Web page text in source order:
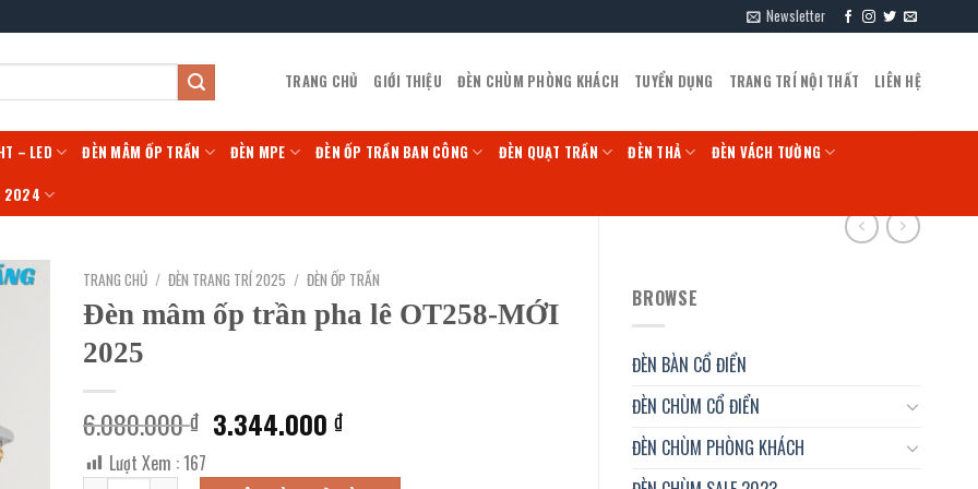
Newsletter
TRANG CHỦ GIỚI THIỆU ĐÈN CHÙM PHÒNG KHÁCH TUYỂN DỤNG TRANG TRÍ NỘI THẤT LIÊN HỆ
– LED ĐÈN MÂM ỐP TRẦN ĐÈN MPE ĐÈN ỐP TRẦN BAN CÔNG ĐÈN QUẠT TRẦN ĐÈN THẢ ĐÈN VÁCH TƯỜNG
2024
BROWSE
ĐÈN BÀN CỔ ĐIỂN
ĐÈN CHÙM CỔ ĐIỂN
ĐÈN CHÙM PHÒNG KHÁCH
TRANG CHỦ / ĐÈN TRANG TRÍ 2025 / ĐÈN ỐP TRẦN
Đèn mâm ốp trần pha lê OT258-MỚI
2025
6.080.000₫ Giá
gốc
là:
3.344.000₫Giá
tại
Lượt Xem :167